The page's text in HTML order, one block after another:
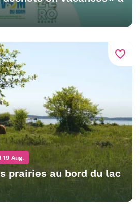
favorite_border
19 Aug.
prairies au bord du lac